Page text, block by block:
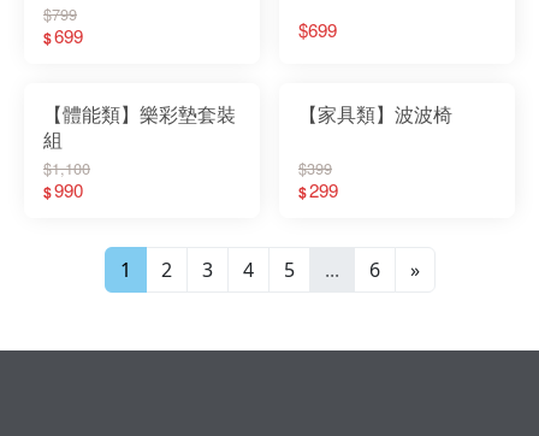
$799
$699 $699
【體能類】樂彩墊套裝
組
$1,100
$990
【家具類】波波椅
$399
$299
1 2 3 4 5 ... 6 »